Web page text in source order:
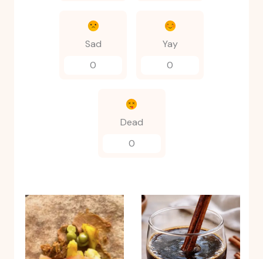
Sad
0
Yay
0
Dead
0